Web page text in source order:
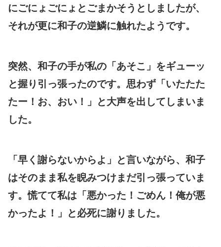
にごにょごにょとごまかそうとしましたが、
それが更に和子の逆鱗に触れたようです。
突然、和子の手が私の「あそこ」をギューッ
と握り引っ張ったのです。思わず「いたたた
たー！お、おい！」と大声を出してしまいま
した。
「早く謝らないからよ」と言いながら、和子
はそのまま私を睨みつけまだ引っ張っていま
す。慌てて私は「悪かった！ごめん！俺が悪
かったよ！」と必死に謝りました。